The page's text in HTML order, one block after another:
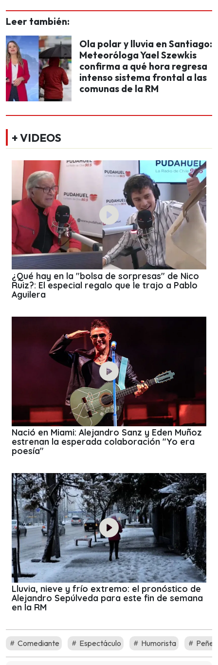
Leer también:
Ola polar y lluvia en Santiago:
Meteoróloga Yael Szewkis
confirma a qué hora regresa
intenso sistema frontal a las
comunas de la RM
+ VIDEOS
¿Qué hay en la "bolsa de sorpresas" de Nico
Ruiz?: El especial regalo que le trajo a Pablo
Aguilera
Nació en Miami: Alejandro Sanz y Eden Muñoz
estrenan la esperada colaboración "Yo era
poesía"
Lluvia, nieve y frío extremo: el pronóstico de
Alejandro Sepúlveda para este fin de semana
en la RM
Comediante Espectáculo Humorista